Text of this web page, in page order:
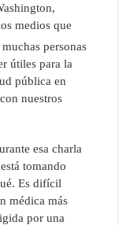
medios que
personas
útiles para la
pública en
nuestros
esa charla
tomando
Es difícil
médica más
por una